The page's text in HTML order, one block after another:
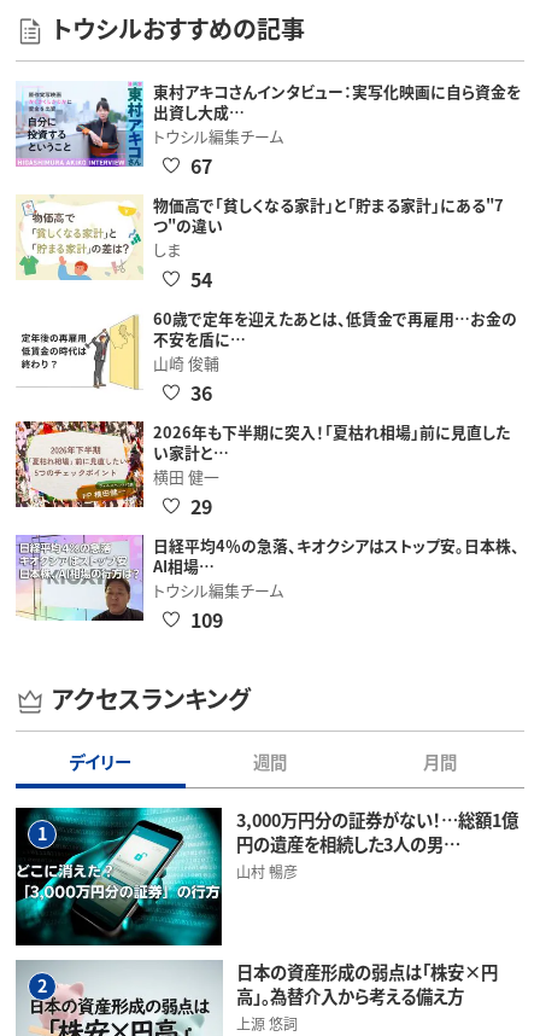
トウシルおすすめの記事
東村アキコさんインタビュー：実写化映画に自ら資金を
出資し大成…
トウシル編集チーム
67
物価高で「貧しくなる家計」と「貯まる家計」にある"7
つ"の違い
しま
54
60歳で定年を迎えたあとは、低賃金で再雇用…お金の
不安を盾に…
山崎 俊輔
36
2026年も下半期に突入！「夏枯れ相場」前に見直した
い家計と…
横田 健一
29
日経平均4％の急落、キオクシアはストップ安。日本株、
AI相場…
トウシル編集チーム
109
アクセスランキング
デイリー 週間 月間
1
3,000万円分の証券がない！…総額1億
円の遺産を相続した3人の男…
山村 暢彦
2
日本の資産形成の弱点は「株安×円
高」。為替介入から考える備え方
上源 悠詞